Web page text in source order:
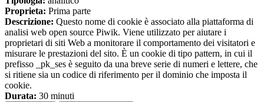
Proprieta: Prima parte
Descrizione: Questo nome di cookie è associato alla piattaforma di
analisi web open source Piwik. Viene utilizzato per aiutare i
proprietari di siti Web a monitorare il comportamento dei visitatori e
misurare le prestazioni del sito. È un cookie di tipo pattern, in cui il
prefisso _pk_ses è seguito da una breve serie di numeri e lettere, che
si ritiene sia un codice di riferimento per il dominio che imposta il
cookie.
Durata: 30 minuti